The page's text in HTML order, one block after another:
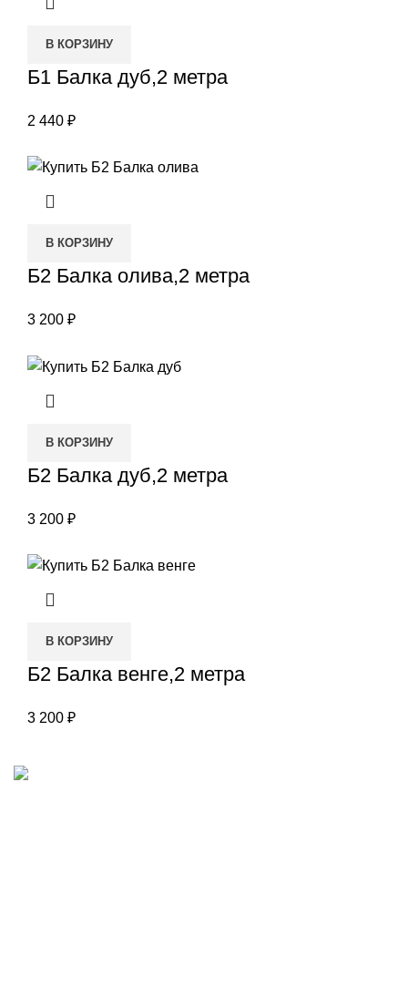
В КОРЗИНУ
Б1 Балка дуб,2 метра
2 440 ₽
В КОРЗИНУ
Б2 Балка олива,2 метра
3 200 ₽
В КОРЗИНУ
Б2 Балка дуб,2 метра
3 200 ₽
В КОРЗИНУ
Б2 Балка венге,2 метра
3 200 ₽